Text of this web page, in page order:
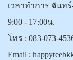
เวลาทำการ จันทร์
9:00 - 17:00น.
โทร : 083-073-
Email :